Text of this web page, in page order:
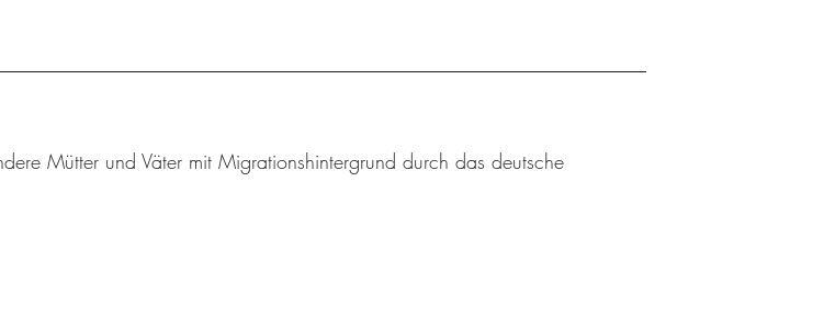
Mütter und Väter mit Migrationshintergrund durch das deutsche